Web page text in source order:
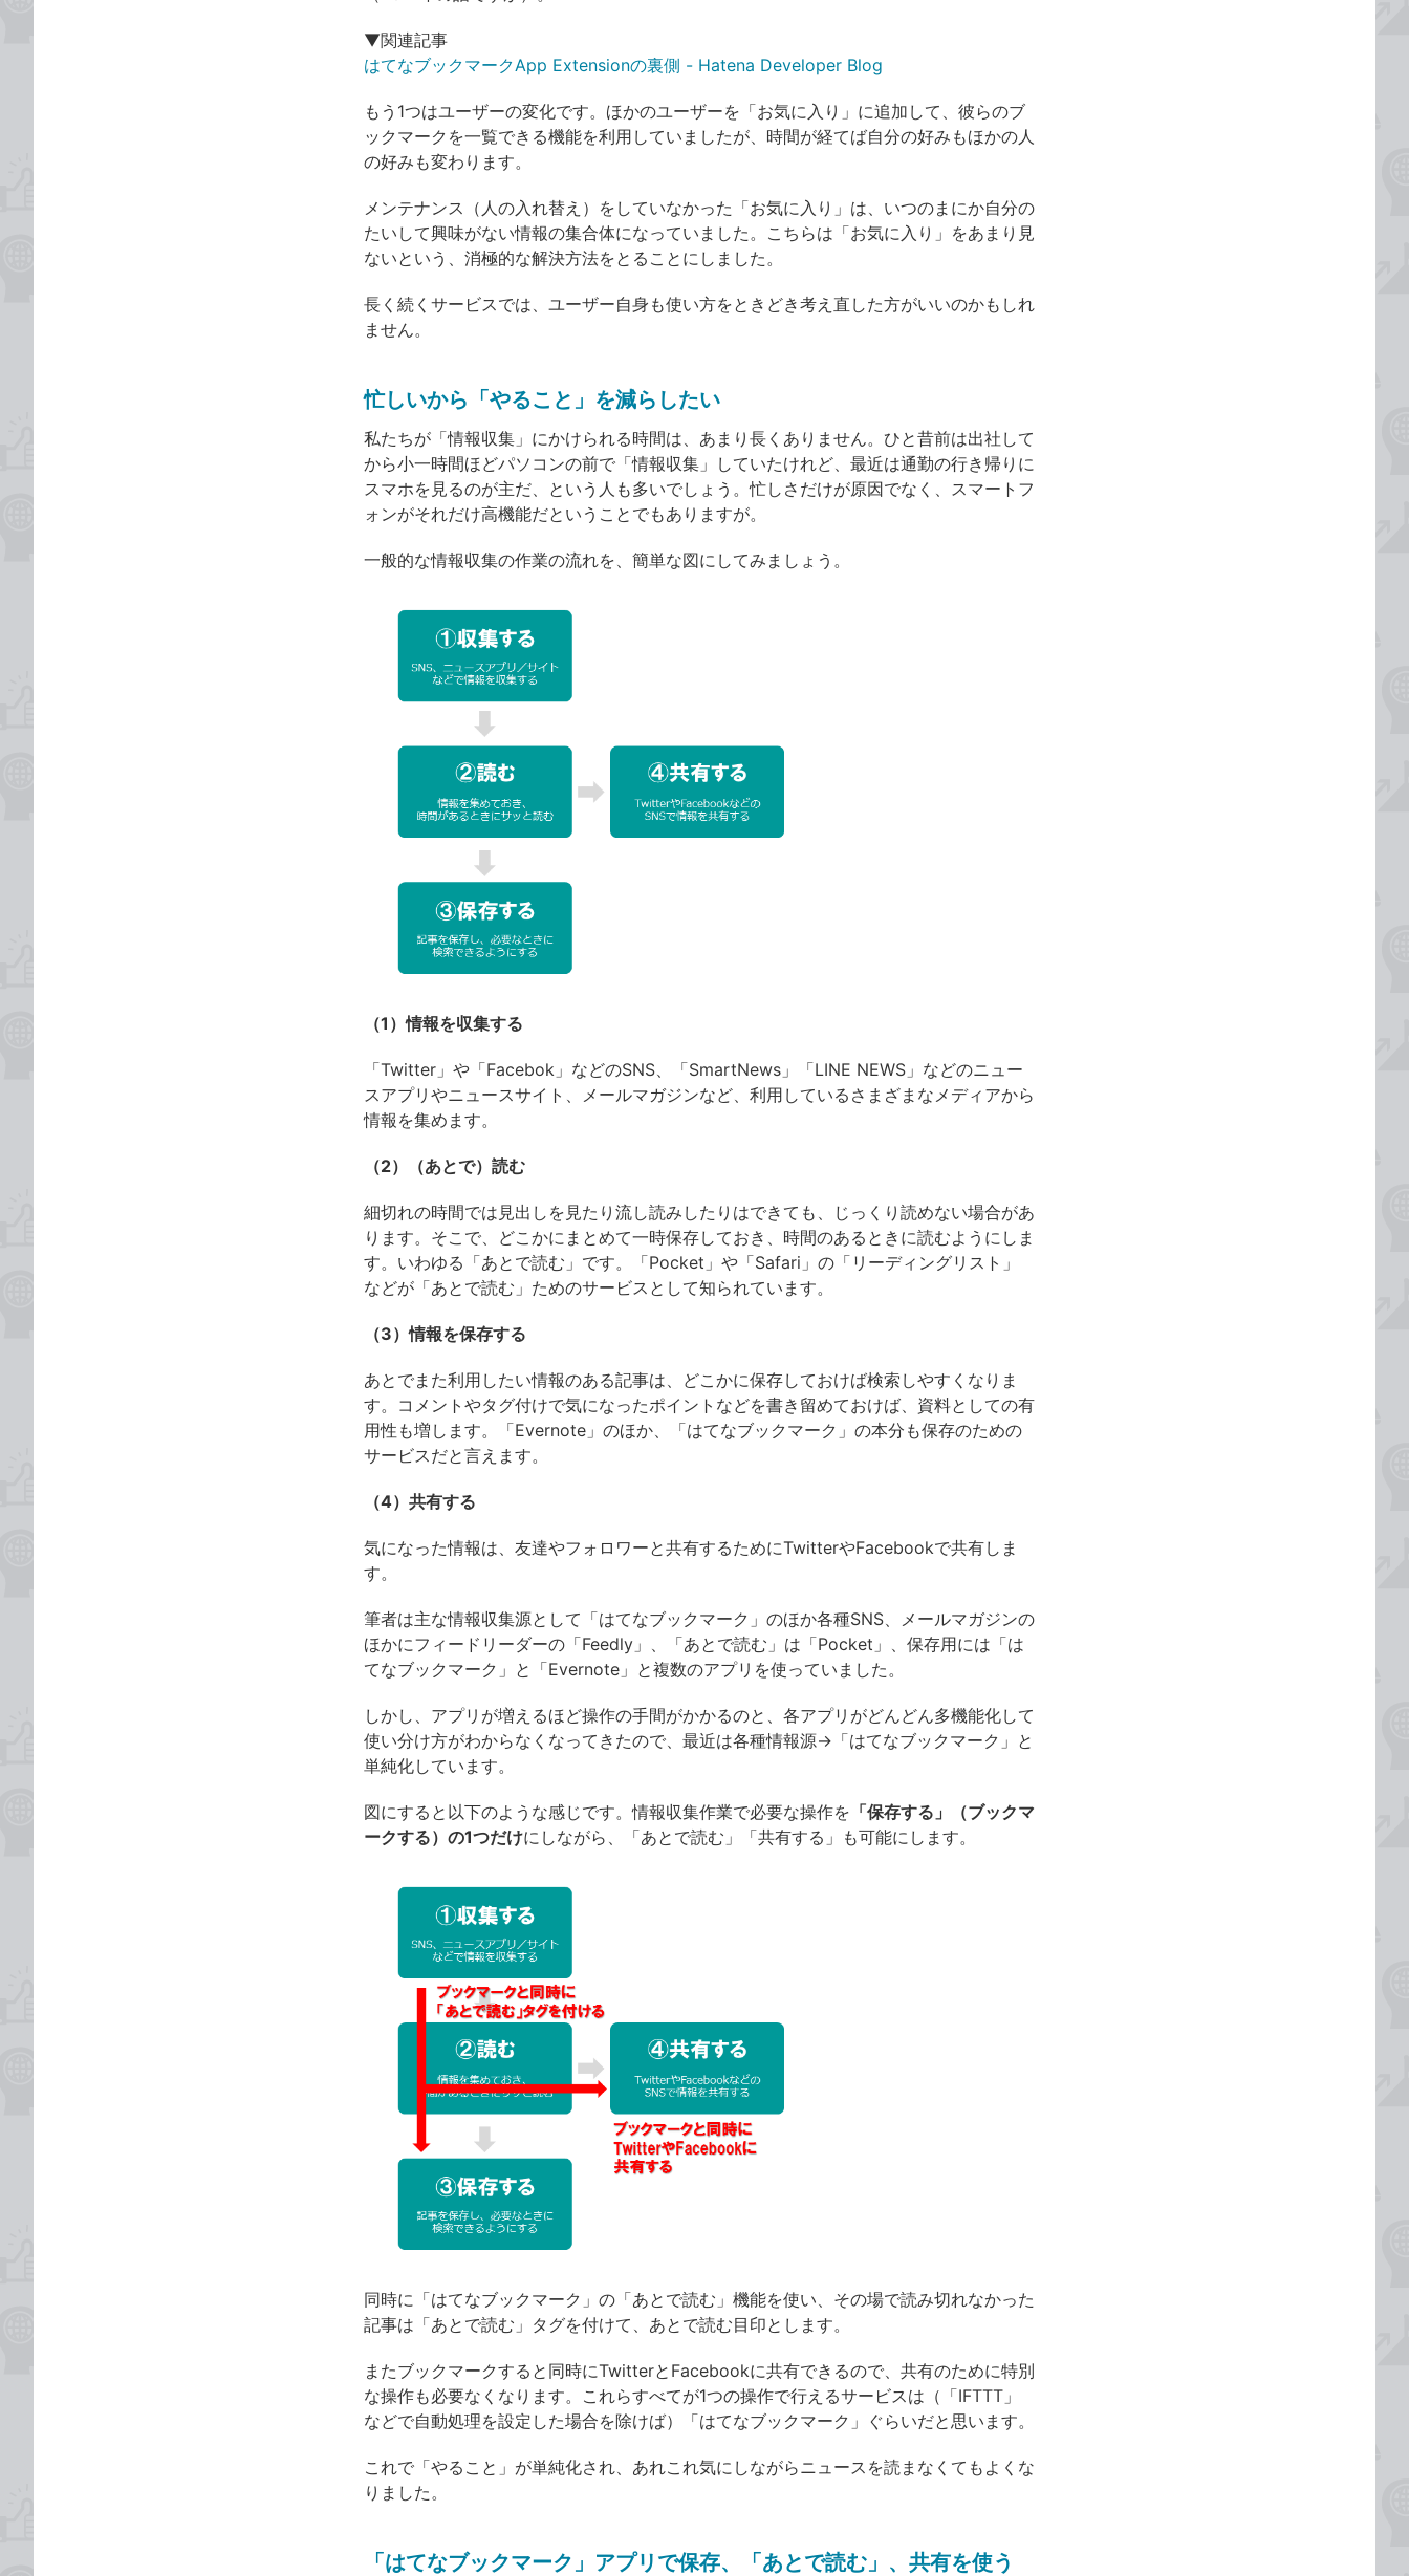
▼関連記事
はてなブックマークApp Extensionの裏側 - Hatena Developer Blog
もう1つはユーザーの変化です。ほかのユーザーを「お気に入り」に追加して、彼らのブ
ックマークを一覧できる機能を利用していましたが、時間が経てば自分の好みもほかの人
の好みも変わります。
メンテナンス（人の入れ替え）をしていなかった「お気に入り」は、いつのまにか自分の
たいして興味がない情報の集合体になっていました。こちらは「お気に入り」をあまり見
ないという、消極的な解決方法をとることにしました。
長く続くサービスでは、ユーザー自身も使い方をときどき考え直した方がいいのかもしれ
ません。
忙しいから「やること」を減らしたい
私たちが「情報収集」にかけられる時間は、あまり長くありません。ひと昔前は出社して
から小一時間ほどパソコンの前で「情報収集」していたけれど、最近は通勤の行き帰りに
スマホを見るのが主だ、という人も多いでしょう。忙しさだけが原因でなく、スマートフ
ォンがそれだけ高機能だということでもありますが。
一般的な情報収集の作業の流れを、簡単な図にしてみましょう。
（1）情報を収集する
「Twitter」や「Facebok」などのSNS、「SmartNews」「LINE NEWS」などのニュー
スアプリやニュースサイト、メールマガジンなど、利用しているさまざまなメディアから
情報を集めます。
（2）（あとで）読む
細切れの時間では見出しを見たり流し読みしたりはできても、じっくり読めない場合があ
ります。そこで、どこかにまとめて一時保存しておき、時間のあるときに読むようにしま
す。いわゆる「あとで読む」です。「Pocket」や「Safari」の「リーディングリスト」
などが「あとで読む」ためのサービスとして知られています。
（3）情報を保存する
あとでまた利用したい情報のある記事は、どこかに保存しておけば検索しやすくなりま
す。コメントやタグ付けで気になったポイントなどを書き留めておけば、資料としての有
用性も増します。「Evernote」のほか、「はてなブックマーク」の本分も保存のための
サービスだと言えます。
（4）共有する
気になった情報は、友達やフォロワーと共有するためにTwitterやFacebookで共有しま
す。
筆者は主な情報収集源として「はてなブックマーク」のほか各種SNS、メールマガジンの
ほかにフィードリーダーの「Feedly」、「あとで読む」は「Pocket」、保存用には「は
てなブックマーク」と「Evernote」と複数のアプリを使っていました。
しかし、アプリが増えるほど操作の手間がかかるのと、各アプリがどんどん多機能化して
使い分け方がわからなくなってきたので、最近は各種情報源→「はてなブックマーク」と
単純化しています。
図にすると以下のような感じです。情報収集作業で必要な操作を 「保存する」（ブックマ
ークする）の1つだけにしながら、「あとで読む」「共有する」も可能にします。
同時に「はてなブックマーク」の「あとで読む」機能を使い、その場で読み切れなかった
記事は「あとで読む」タグを付けて、あとで読む目印とします。
またブックマークすると同時にTwitterとFacebookに共有できるので、共有のために特別
な操作も必要なくなります。これらすべてが1つの操作で行えるサービスは（「IFTTT」
などで自動処理を設定した場合を除けば）「はてなブックマーク」ぐらいだと思います。
これで「やること」が単純化され、あれこれ気にしながらニュースを読まなくてもよくな
りました。
「はてなブックマーク」アプリで保存、「あとで読む」、共有を使う